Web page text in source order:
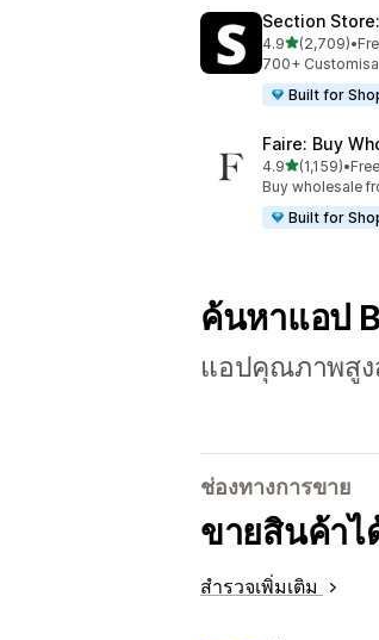
Section
4.9เต็ม 5 ดาว
(2,709)
ทั้งหมด 2709 รีวิว
•
700+
Built for
Faire: Buy
4.9เต็ม 5 ดาว
(1,159)
ทั้งหมด 1159 รีวิว
•Free
Buy wholesale
Built for
ค้นหาแอป
แอปคุณภาพสู
ช่องทางการขาย
ขายสินค้า
สำรวจเพิ่มเติม